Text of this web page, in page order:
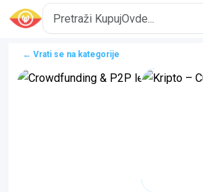
← Vrati se na kategorije